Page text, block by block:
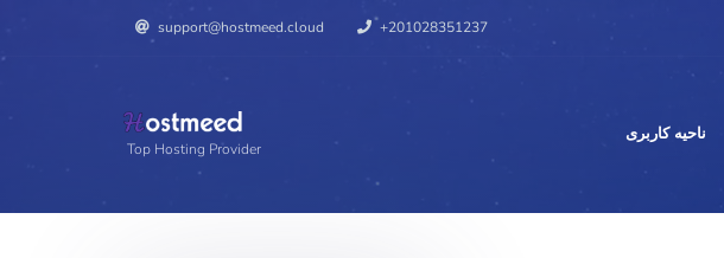
support@hostmeed.cloud +201028351237
Top Hosting Provider
ناحیه کاربری